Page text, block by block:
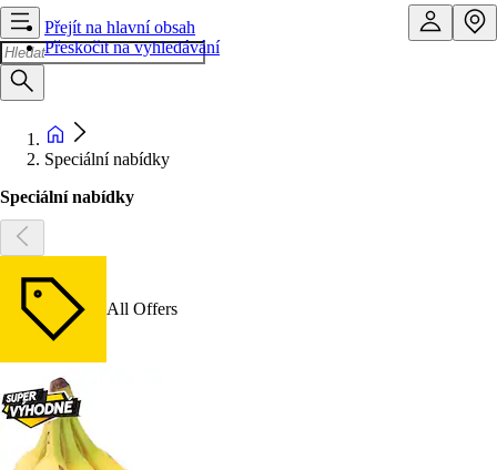
Přejít na hlavní obsah
Přeskočit na vyhledávání
Speciální nabídky
Speciální nabídky
All Offers